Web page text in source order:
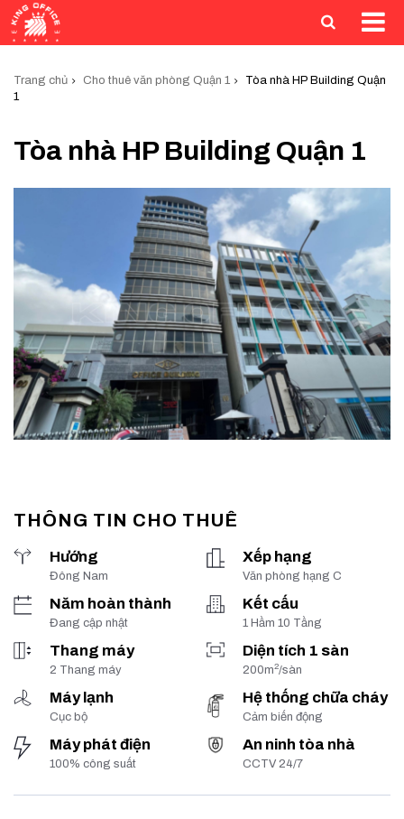
Trang chủ Cho thuê văn phòng Quận 1
Tòa nhà HP Building Quận
1
Tòa nhà HP Building Quận 1
THÔNG TIN CHO THUÊ
Hướng
Đông Nam
Xếp hạng
Văn phòng hạng C
Năm hoàn thành
Đang cập nhật
Kết cấu
1 Hầm 10 Tầng
Thang máy
2 Thang máy
Diện tích 1 sàn
200m2/sàn
Máy lạnh
Cục bộ
Hệ thống chữa cháy
Cảm biến động
Máy phát điện
100% công suất
An ninh tòa nhà
CCTV 24/7